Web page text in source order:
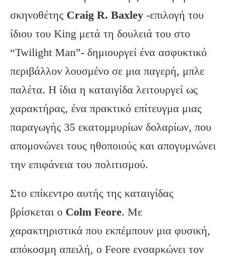
σκηνοθέτης Craig R. Baxley -επιλογή του
ίδιου του King μετά τη δουλειά του στο
“Twilight Man”- δημιουργεί ένα ασφυκτικό
περιβάλλον λουσμένο σε μια παγερή, μπλε
παλέτα. Η ίδια η καταιγίδα λειτουργεί ως
χαρακτήρας, ένα πρακτικό επίτευγμα μιας
παραγωγής 35 εκατομμυρίων δολαρίων, που
απομονώνει τους ηθοποιούς και απογυμνώνει
την επιφάνεια του πολιτισμού.
Στο επίκεντρο αυτής της καταιγίδας
βρίσκεται ο Colm Feore. Με
χαρακτηριστικά που εκπέμπουν μια φυσική,
απόκοσμη απειλή, ο Feore ενσαρκώνει τον